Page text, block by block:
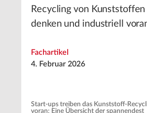
Recycling von Kunststoffen
denken und industriell
Fachartikel
4. Februar 2026
Start-ups treiben das Kunststoff-
voran: Eine Übersicht der spannendest